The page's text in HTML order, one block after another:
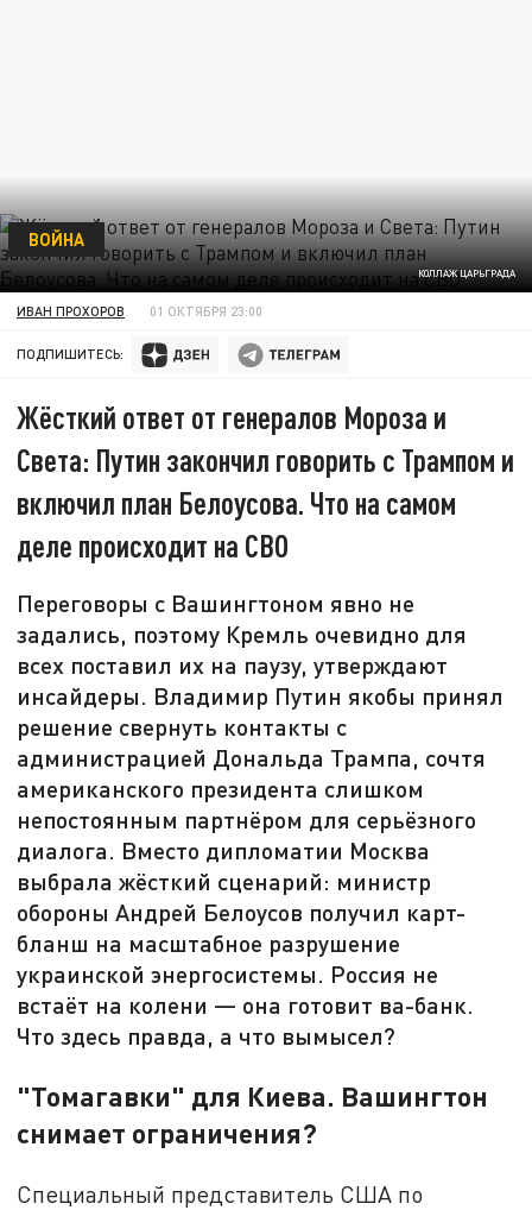
КОЛЛАЖ ЦАРЬГРАДА
ВОЙНА
ИВАН ПРОХОРОВ 01 ОКТЯБРЯ 23:00
ПОДПИШИТЕСЬ:
Жёсткий ответ от генералов Мороза и
Света: Путин закончил говорить с Трампом и
включил план Белоусова. Что на самом
деле происходит на СВО
Переговоры с Вашингтоном явно не
задались, поэтому Кремль очевидно для
всех поставил их на паузу, утверждают
инсайдеры. Владимир Путин якобы принял
решение свернуть контакты с
администрацией Дональда Трампа, сочтя
американского президента слишком
непостоянным партнёром для серьёзного
диалога. Вместо дипломатии Москва
выбрала жёсткий сценарий: министр
обороны Андрей Белоусов получил карт-
бланш на масштабное разрушение
украинской энергосистемы. Россия не
встаёт на колени — она готовит ва-банк.
Что здесь правда, а что вымысел?
"Томагавки" для Киева. Вашингтон
снимает ограничения?
Специальный представитель США по